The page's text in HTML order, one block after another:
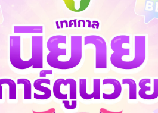
นิยายโรมานซ์
23 Rating